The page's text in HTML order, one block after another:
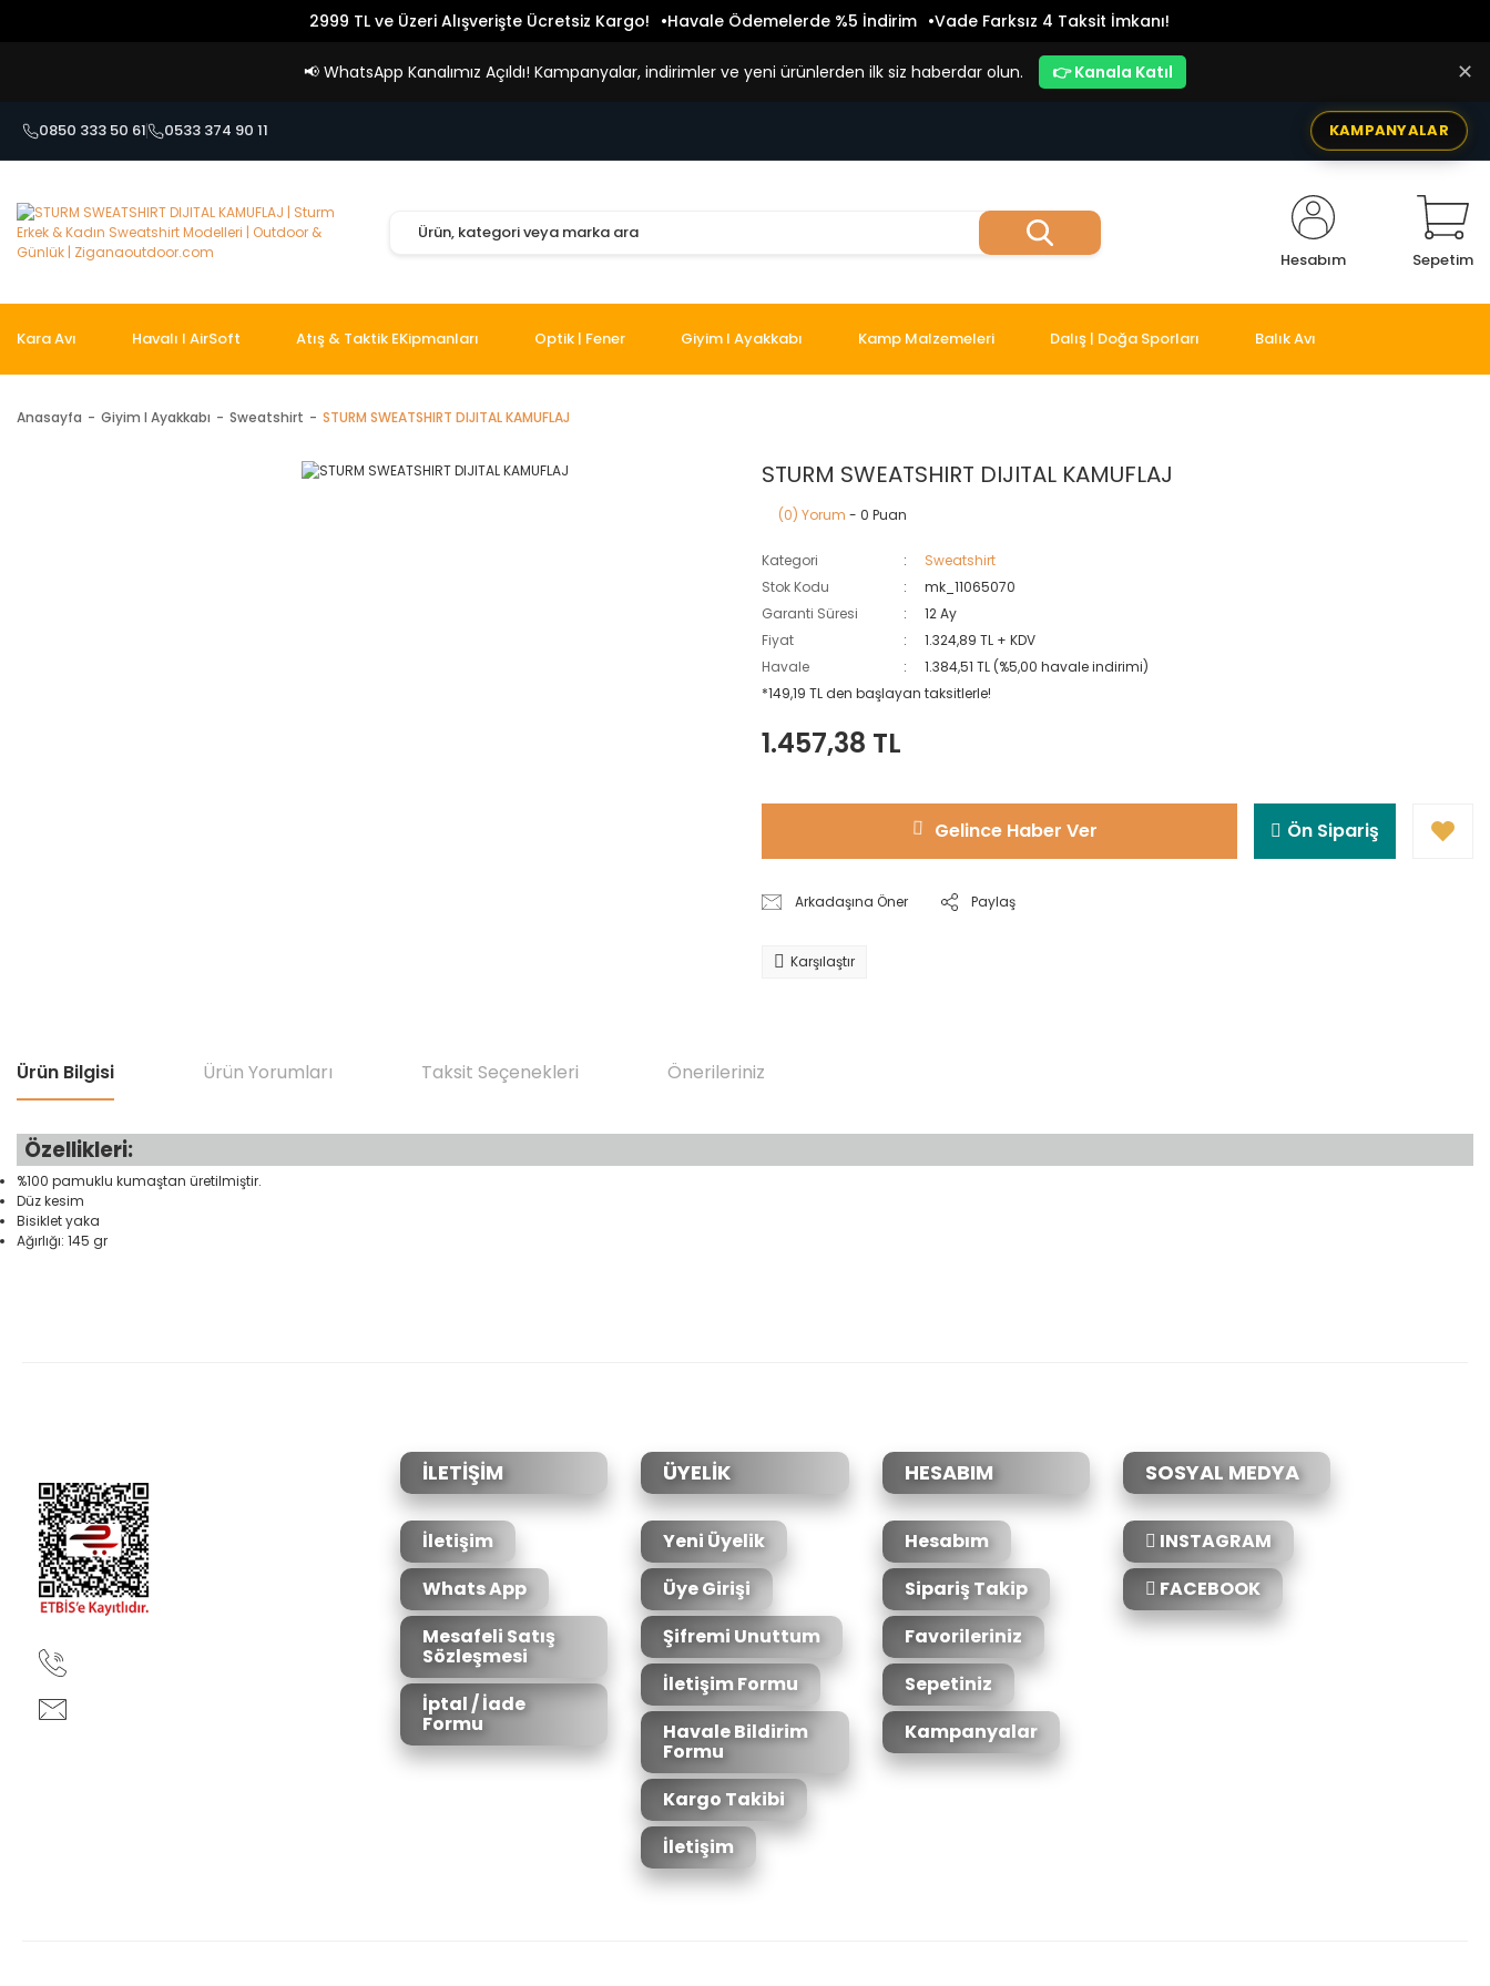
2999 TL ve Üzeri Alışverişte Ücretsiz Kargo! Havale Ödemelerde %5 İndirim Vade Farksız 4 Taksit İmkanı!
📢 WhatsApp Kanalımız Açıldı! Kampanyalar, indirimler ve yeni ürünlerden ilk siz haberdar olun. 👉 Kanala Katıl ✕
0850 333 50 61 0533 374 90 11 KAMPANYALAR
Hesabım Sepetim
Kara Avı Havalı I AirSoft Atış & Taktik EKipmanları Optik | Fener Giyim I Ayakkabı Kamp Malzemeleri Dalış | Doğa Sporları Balık Avı
Anasayfa Giyim I Ayakkabı Sweatshirt STURM SWEATSHIRT DIJITAL KAMUFLAJ
STURM SWEATSHIRT DIJITAL KAMUFLAJ
(0) Yorum - 0 Puan
Kategori
Sweatshirt
Stok Kodu
mk_11065070
Garanti Süresi
12 Ay
Fiyat
1.324,89 TL + KDV
Havale
1.384,51 TL (%5,00 havale indirimi)
*149,19 TL den başlayan taksitlerle!
1.457,38 TL
Gelince Haber Ver Ön Sipariş
Arkadaşına Öner Paylaş
Karşılaştır
Ürün Bilgisi Ürün Yorumları Taksit Seçenekleri Önerileriniz
Özellikleri:
%100 pamuklu kumaştan üretilmiştir.
Düz kesim
Bisiklet yaka
Ağırlığı: 145 gr
Ürün fiyatı diğer sitelerden daha pahalı.
Bu ürüne benzer farklı alternatifler olmalı.
İLETİŞİM
İletişim
Whats App
Mesafeli Satış
Sözleşmesi
İptal / İade
Formu
ÜYELİK
Yeni Üyelik
Üye Girişi
Şifremi Unuttum
İletişim Formu
Havale Bildirim
Formu
Kargo Takibi
İletişim
HESABIM
Hesabım
Sipariş Takip
Favorileriniz
Sepetiniz
Kampanyalar
SOSYAL MEDYA
INSTAGRAM
FACEBOOK